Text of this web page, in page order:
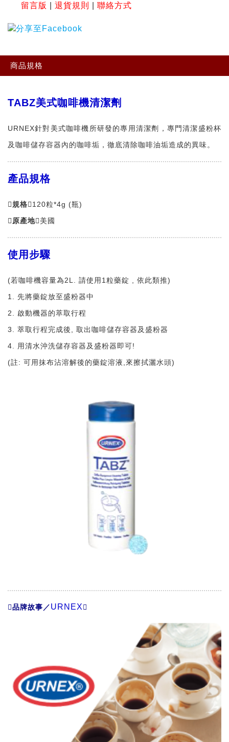
留言版 退貨規則 聯絡方式
商品規格
TABZ美式咖啡機清潔劑
URNEX針對美式咖啡機所研發的專用清潔劑，專門清潔盛粉杯
及咖啡儲存容器內的咖啡垢，徹底清除咖啡油垢造成的異味。
產品規格
規格120粒*4g (瓶)
原產地美國
使用步驟
(若咖啡機容量為2L. 請使用1粒藥錠 , 依此類推)
1. 先將藥錠放至盛粉器中
2. 啟動機器的萃取行程
3. 萃取行程完成後, 取出咖啡儲存容器及盛粉器
4. 用清水沖洗儲存容器及盛粉器即可!
(註: 可用抹布沾溶解後的藥錠溶液,來擦拭灑水頭)
品牌故事／URNEX